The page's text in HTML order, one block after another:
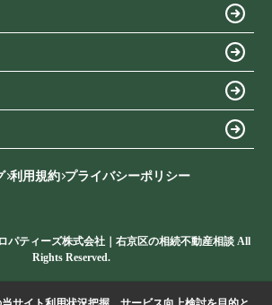
利用規約 プライバシーポリシー
パティーズ株式会社｜右京区の相続不動産相談 All
Rights Reserved.